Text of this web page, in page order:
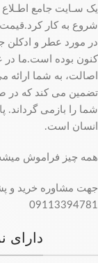
یک سـایت جامع
شروع به کار
در مورد عطر و ادکلن
کنون بوده است.ما در
اصالت، به شما
تضمین می کند که در
شما را بازمی گرداند.
انسان است.
همه چیز فراموش
جهت مشاوره خرید و
09113394781
دارای